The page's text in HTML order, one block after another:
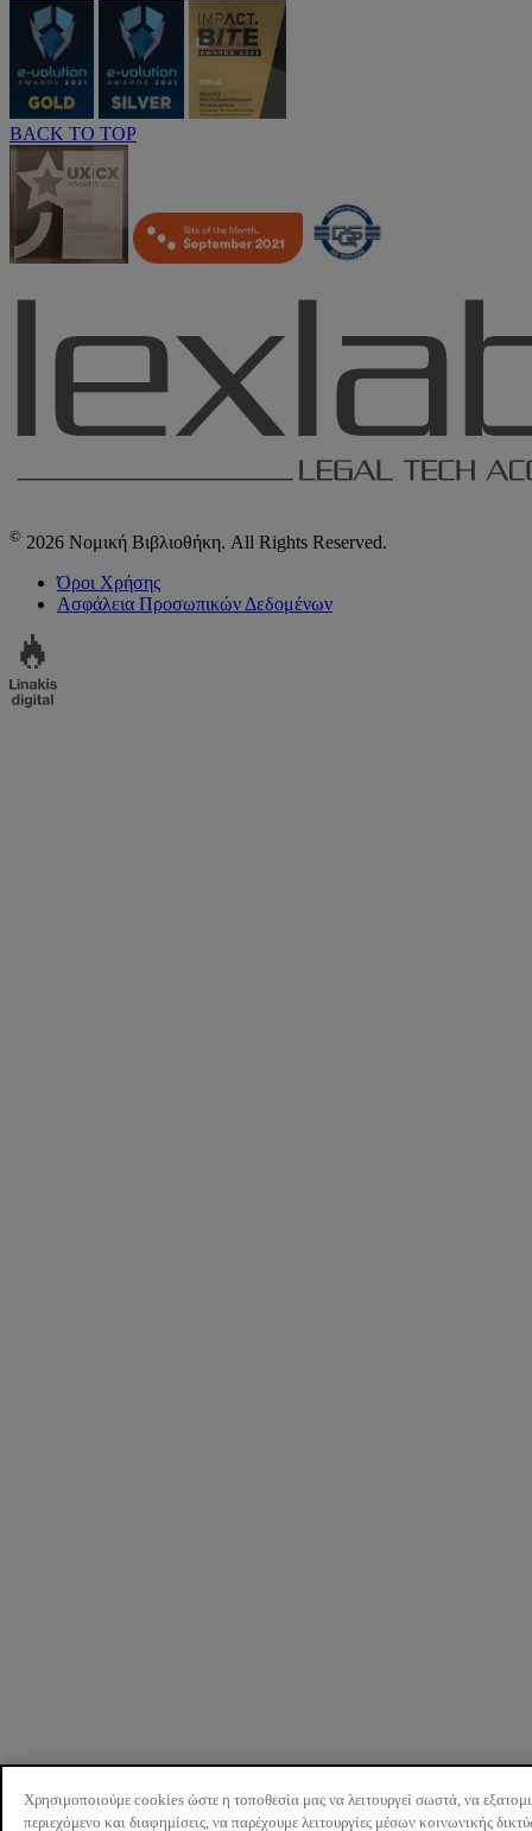
BACK TO TOP
© 2026 Νομική Βιβλιοθήκη. All Rights Reserved.
Όροι Χρήσης
Ασφάλεια Προσωπικών Δεδομένων
Χρησιμοποιούμε cookies ώστε η τοποθεσία μας να λειτουργεί σωστά, να
περιεχόμενο και διαφημίσεις, να παρέχουμε λειτουργίες μέσων κοινωνικής